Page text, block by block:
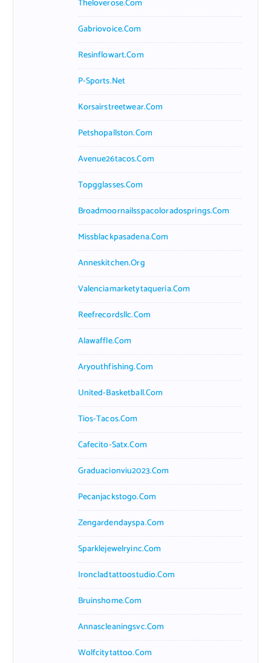
Theloverose.com
Gabriovoice.com
Resinflowart.com
P-Sports.net
Korsairstreetwear.com
Petshopallston.com
Avenue26tacos.com
Topgglasses.com
Broadmoornailsspacoloradosprings.com
Missblackpasadena.com
Anneskitchen.org
Valenciamarketytaqueria.com
Reefrecordsllc.com
Alawaffle.com
Aryouthfishing.com
United-Basketball.com
Tios-Tacos.com
Cafecito-Satx.com
Graduacionviu2023.com
Pecanjackstogo.com
Zengardendayspa.com
Sparklejewelryinc.com
Ironcladtattoostudio.com
Bruinshome.com
Annascleaningsvc.com
Wolfcitytattoo.com